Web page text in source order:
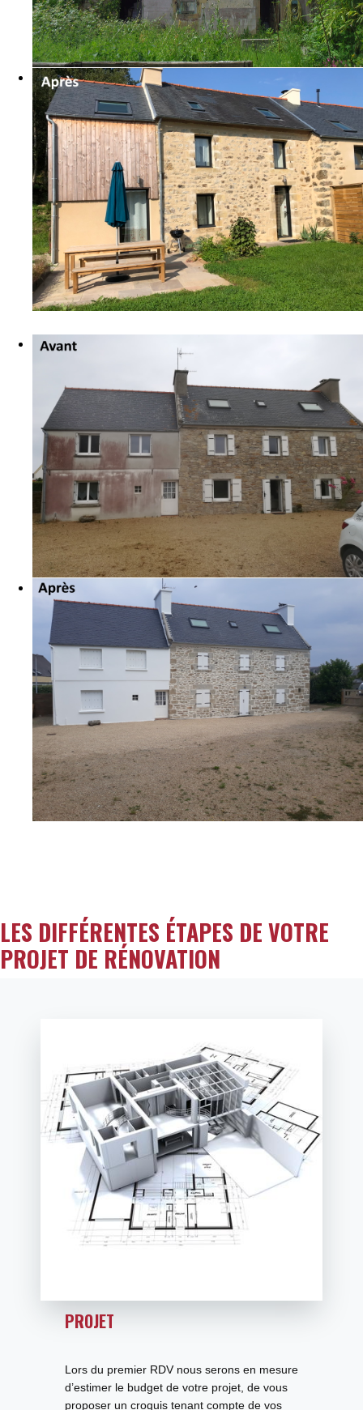
LES DIFFÉRENTES ÉTAPES DE VOTRE
PROJET DE RÉNOVATION
PROJET
Lors du premier RDV nous serons en mesure
d’estimer le budget de votre projet , de vous
proposer un croquis tenant compte de vos